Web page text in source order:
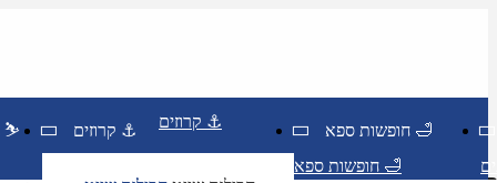
חופשות סקי ⛷️
קרוזים ⚓ קרוזים ⚓
חופשות ספא 🛁
חופשות ספא 🛁